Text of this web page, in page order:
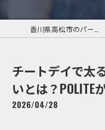
チートデイで太
いとは？POLITE
2026/04/28